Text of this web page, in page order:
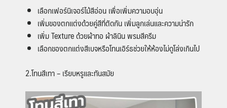
เลือกเฟอร์นิเจอร์ไม้สีอ่อน เพื่อเพิ่มความอบอุ่น
เพิ่มของตกแต่งด้วยคู่สีที่ตัดกัน เพิ่มลูกเล่นและความน่ารัก
เพิ่ม Texture ด้วยผ้าทอ ผ้าลินิน พรมสีครีม
เลือกของตกแต่งสีเบจหรือโทนเอิร์ธช่วยให้ห้องไม่ดูโล่งเกินไป
2.โทนสีเทา – เรียบหรูและทันสมัย